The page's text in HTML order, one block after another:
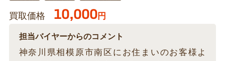
買取価格 10,000円
担当バイヤーからのコメント
神奈川県相模原市南区にお住まいのお客様よ